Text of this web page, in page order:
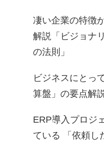
凄い企業の特徴
解説「ビジョナ
の法則」
ビジネスにとっ
算盤」の要点解
ERP導入プロジ
ている 「依頼し